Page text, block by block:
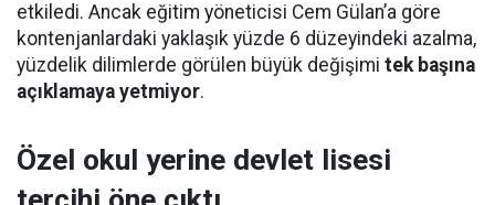
etkiledi. Ancak eğitim yöneticisi Cem Gülan’a göre
kontenjanlardaki yaklaşık yüzde 6 düzeyindeki azalma,
yüzdelik dilimlerde görülen büyük değişimi tek başına
açıklamaya yetmiyor.
Özel okul yerine devlet lisesi